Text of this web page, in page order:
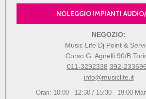
NOLEGGIO IMPIANTI
NEGOZIO:
Music Life Dj Point &
Corso G. Agnelli 90/B
011-3292338 392-
info@musiclife.it
Orari: 10:00 - 12:30 / 15:30 - 19:00